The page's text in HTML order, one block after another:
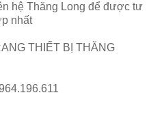
hệ Thăng Long để được tư
nhất
THIẾT BỊ THĂNG